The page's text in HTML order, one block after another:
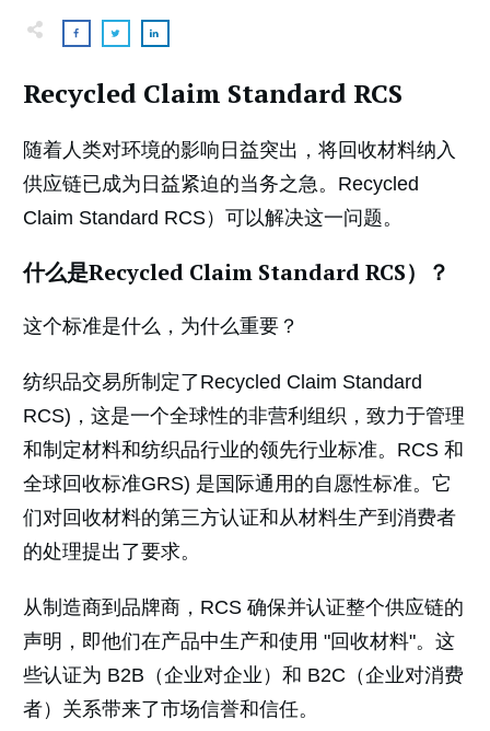
Recycled Claim Standard RCS
随着人类对环境的影响日益突出，将回收材料纳入
供应链已成为日益紧迫的当务之急。Recycled
Claim Standard RCS）可以解决这一问题。
什么是Recycled Claim Standard RCS）？
这个标准是什么，为什么重要？
纺织品交易所制定了Recycled Claim Standard
RCS)，这是一个全球性的非营利组织，致力于管理
和制定材料和纺织品行业的领先行业标准。RCS 和
全球回收标准GRS) 是国际通用的自愿性标准。它
们对回收材料的第三方认证和从材料生产到消费者
的处理提出了要求。
从制造商到品牌商，RCS 确保并认证整个供应链的
声明，即他们在产品中生产和使用 "回收材料"。这
些认证为 B2B（企业对企业）和 B2C（企业对消费
者）关系带来了市场信誉和信任。